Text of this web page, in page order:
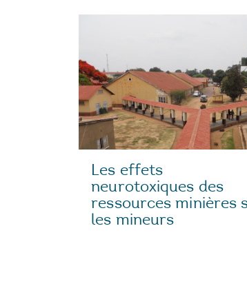
Les effets
neurotoxiques des
ressources minières
les mineurs